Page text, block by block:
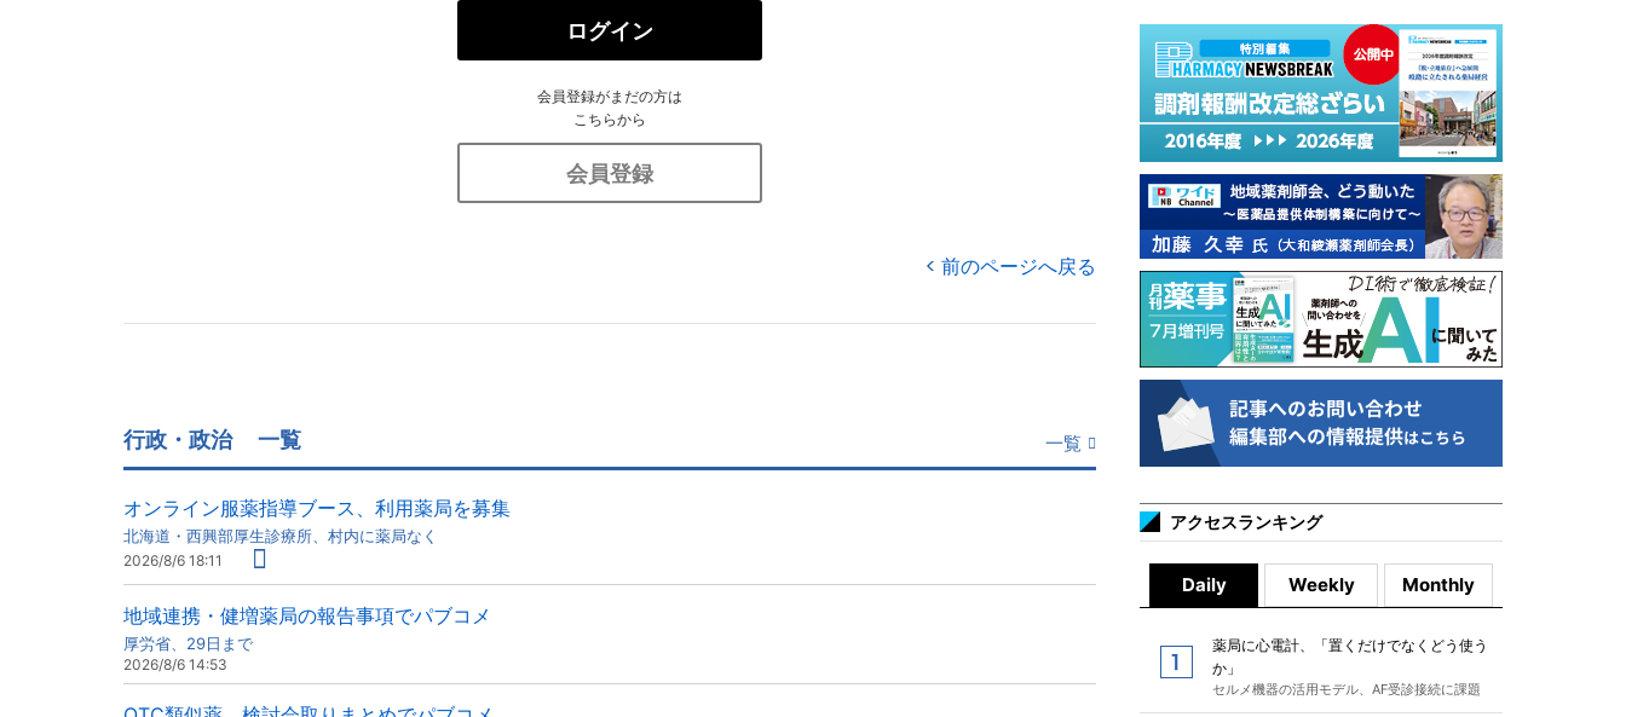
ログイン
会員登録がまだの方は
こちらから
会員登録
前のページへ戻る
行政・政治 一覧 一覧
オンライン服薬指導ブース、利用薬局を募集
北海道・西興部厚生診療所、村内に薬局なく
2026/8/6 18:11
地域連携・健増薬局の報告事項でパブコメ
厚労省、29日まで
2026/8/6 14:53
アクセスランキング
Daily Weekly Monthly
薬局に心電計、「置くだけでなくどう使う
か」
セルメ機器の活用モデル、AF受診接続に課題